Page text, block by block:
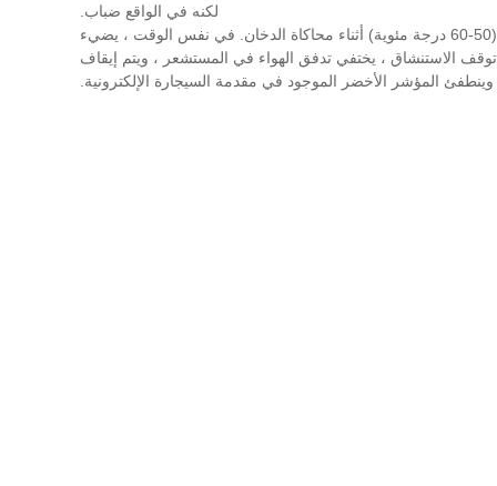
لكنه في الواقع ضباب.
حالة الانحلال الحرجة هي تقليل التوتر السطحي للسائل إلى المستوى الأكثر سهولة عن طريق التسخين ، ومحاكاة درجة حرارة الدخان العادي (50-60 درجة مئوية) أثناء محاكاة الدخان. في نفس الوقت ، يضيء
الاستنشاق ، يختفي تدفق الهواء في المستشعر ، ويتم إيقاف